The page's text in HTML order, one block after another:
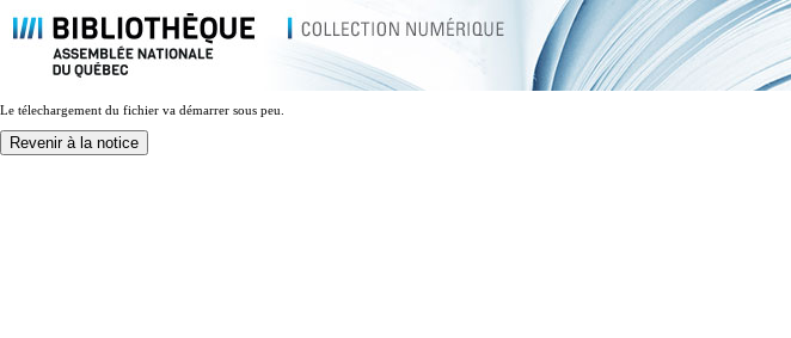
Le télechargement du fichier va démarrer sous peu.